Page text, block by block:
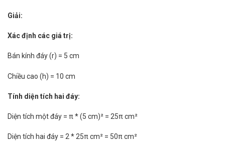
Giải:
Xác định các giá trị:
Bán kính đáy (r) = 5 cm
Chiều cao (h) = 10 cm
Tính diện tích hai đáy:
Diện tích một đáy = π * (5 cm)² = 25π cm²
Diện tích hai đáy = 2 * 25π cm² = 50π cm²